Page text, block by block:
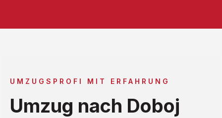
UMZUGSPROFI MIT ERFAHRUNG
Umzug nach Doboj